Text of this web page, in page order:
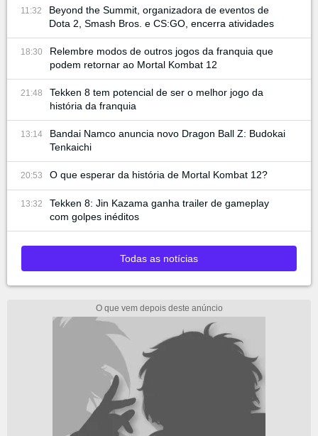
11:32
Beyond the Summit, organizadora de eventos de
Dota 2, Smash Bros. e CS:GO, encerra atividades
18:30
Relembre modos de outros jogos da franquia que
podem retornar ao Mortal Kombat 12
21:48
Tekken 8 tem potencial de ser o melhor jogo da
história da franquia
13:14
Bandai Namco anuncia novo Dragon Ball Z: Budokai
Tenkaichi
20:53 O que esperar da história de Mortal Kombat 12?
13:32
Tekken 8: Jin Kazama ganha trailer de gameplay
com golpes inéditos
Todas as notícias